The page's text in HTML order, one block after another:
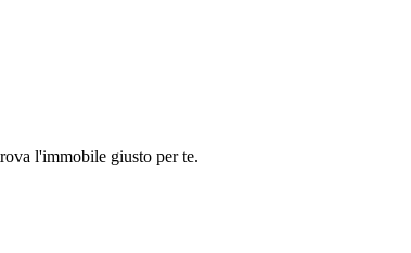
l'immobile giusto per te.